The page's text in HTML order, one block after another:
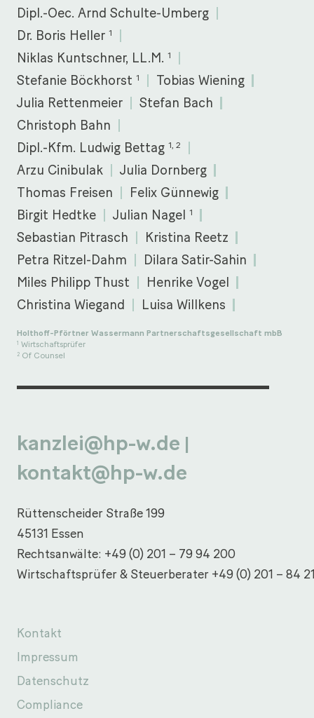
Dipl.-Oec. Arnd Schulte-Umberg
Dr. Boris Heller 1
Niklas Kuntschner, LL.M. 1
Stefanie Böckhorst 1
Tobias Wiening
Julia Rettenmeier
Stefan Bach
Christoph Bahn
Dipl.-Kfm. Ludwig Bettag 1, 2
Arzu Cinibulak
Julia Dornberg
Thomas Freisen
Felix Günnewig
Birgit Hedtke
Julian Nagel 1
Sebastian Pitrasch
Kristina Reetz
Petra Ritzel-Dahm
Dilara Satir-Sahin
Miles Philipp Thust
Henrike Vogel
Christina Wiegand
Luisa Willkens
Holthoff-Pförtner Wassermann Partnerschaftsgesellschaft mbB
1 Wirtschaftsprüfer
2 Of Counsel
kanzlei@hp-w.de |
kontakt@hp-w.de
Rüttenscheider Straße 199
45131 Essen
Rechtsanwälte: +49 (0) 201 – 79 94 200
Wirtschaftsprüfer & Steuerberater +49 (0) 201 – 84
Kontakt
Impressum
Datenschutz
Compliance